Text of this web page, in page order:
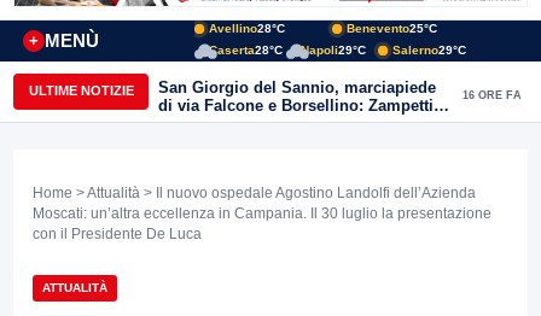
MENÙ
+
Avellino28°C Benevento25°C
Caserta28°C Napoli29°C Salerno29°C
ULTIME NOTIZIE
San Giorgio del Sannio, marciapiede
di via Falcone e Borsellino: Zampetti e
Lombardi replicano alle polemiche
16 ORE FA
Home >Attualità > Il nuovo ospedale Agostino Landolfi dell’Azienda
Moscati: un’altra eccellenza in Campania. Il 30 luglio la presentazione
con il Presidente De Luca
ATTUALITÀ